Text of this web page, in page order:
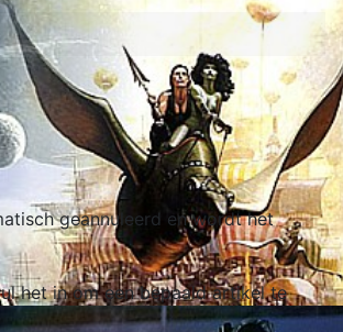
geannuleerd en wordt het
het in om een bepaald artikel te